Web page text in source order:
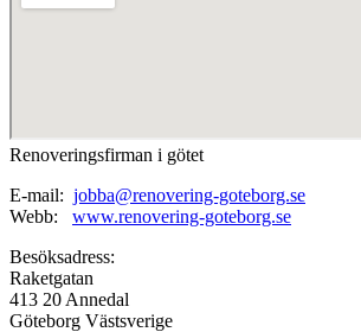
Renoveringsfirman i götet
E-mail: jobba@renovering-goteborg.se
Webb: www.renovering-goteborg.se
Besöksadress:
Raketgatan
413 20 Annedal
Göteborg Västsverige